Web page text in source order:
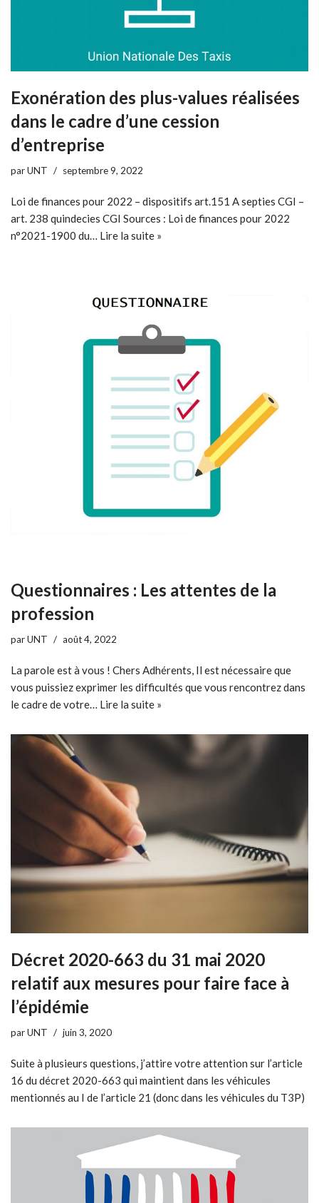
Exonération des plus-values réalisées
dans le cadre d’une cession
d’entreprise
parUNT septembre 9, 2022
Loi de finances pour 2022 – dispositifs art.151 A septies CGI –
art. 238 quindecies CGI Sources : Loi de finances pour 2022
n°2021-1900 du… Lire la suite »
Questionnaires : Les attentes de la
profession
parUNT août 4, 2022
La parole est à vous ! Chers Adhérents, Il est nécessaire que
vous puissiez exprimer les difficultés que vous rencontrez dans
le cadre de votre… Lire la suite »
Décret 2020-663 du 31 mai 2020
relatif aux mesures pour faire face à
l’épidémie
parUNT juin 3, 2020
Suite à plusieurs questions, j’attire votre attention sur l’article
16 du décret 2020-663 qui maintient dans les véhicules
mentionnés au I de l’article 21 (donc dans les véhicules du T3P)